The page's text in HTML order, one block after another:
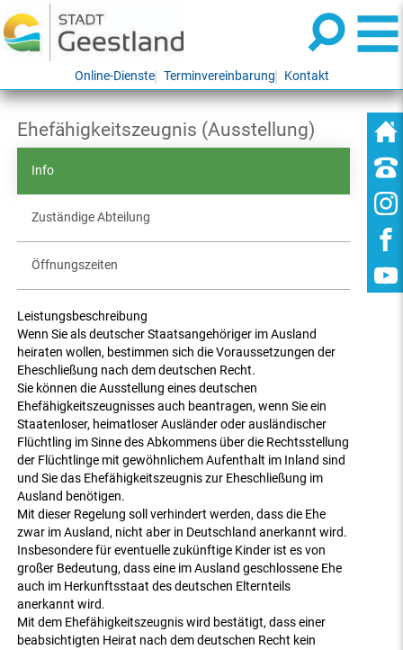
Online-Dienste Terminvereinbarung Kontakt
Ehefähigkeitszeugnis (Ausstellung)
Info
Zuständige Abteilung
Öffnungszeiten
Leistungsbeschreibung
Wenn Sie als deutscher Staatsangehöriger im Ausland
heiraten wollen, bestimmen sich die Voraussetzungen der
Eheschließung nach dem deutschen Recht.
Sie können die Ausstellung eines deutschen
Ehefähigkeitszeugnisses auch beantragen, wenn Sie ein
Staatenloser, heimatloser Ausländer oder ausländischer
Flüchtling im Sinne des Abkommens über die Rechtsstellung
der Flüchtlinge mit gewöhnlichem Aufenthalt im Inland sind
und Sie das Ehefähigkeitszeugnis zur Eheschließung im
Ausland benötigen.
Mit dieser Regelung soll verhindert werden, dass die Ehe
zwar im Ausland, nicht aber in Deutschland anerkannt wird.
Insbesondere für eventuelle zukünftige Kinder ist es von
großer Bedeutung, dass eine im Ausland geschlossene Ehe
auch im Herkunftsstaat des deutschen Elternteils
anerkannt wird.
Mit dem Ehefähigkeitszeugnis wird bestätigt, dass einer
beabsichtigten Heirat nach dem deutschen Recht kein